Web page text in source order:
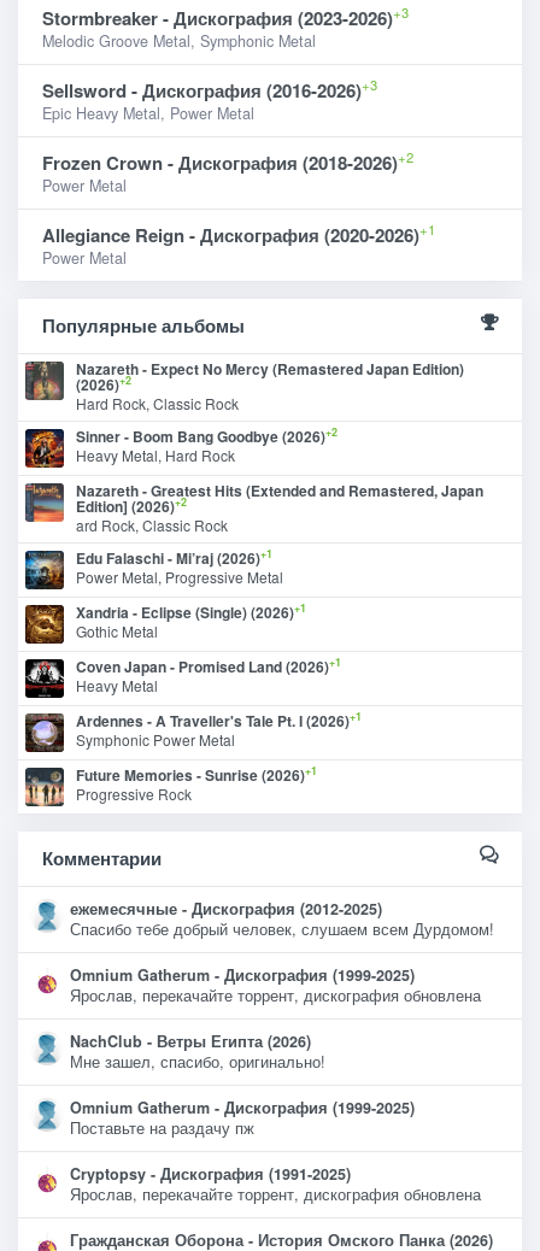
Stormbreaker - Дискография (2023-2026)+3
Melodic Groove Metal, Symphonic Metal
Sellsword - Дискография (2016-2026)+3
Epic Heavy Metal, Power Metal
Frozen Crown - Дискография (2018-2026)+2
Power Metal
Allegiance Reign - Дискография (2020-2026)+1
Power Metal
Популярные альбомы
Nazareth - Expect No Mercy (Remastered Japan Edition)
(2026)+2
Hard Rock, Classic Rock
Sinner - Boom Bang Goodbye (2026)+2
Heavy Metal, Hard Rock
Nazareth - Greatest Hits (Extended and Remastered, Japan
Edition] (2026)+2
ard Rock, Classic Rock
Edu Falaschi - Mi’raj (2026)+1
Power Metal, Progressive Metal
Xandria - Eclipse (Single) (2026)+1
Gothic Metal
Coven Japan - Promised Land (2026)+1
Heavy Metal
Ardennes - A Traveller's Tale Pt. I (2026)+1
Symphonic Power Metal
Future Memories - Sunrise (2026)+1
Progressive Rock
Комментарии
ежемесячные - Дискография (2012-2025)
Спасибо тебе добрый человек, слушаем всем Дурдомом!
Omnium Gatherum - Дискография (1999-2025)
Ярослав, перекачайте торрент, дискография обновлена
NachClub - Ветры Египта (2026)
Мне зашел, спасибо, оригинально!
Omnium Gatherum - Дискография (1999-2025)
Поставьте на раздачу пж
Cryptopsy - Дискография (1991-2025)
Ярослав, перекачайте торрент, дискография обновлена
Гражданская Оборона - История Омского Панка (2026)